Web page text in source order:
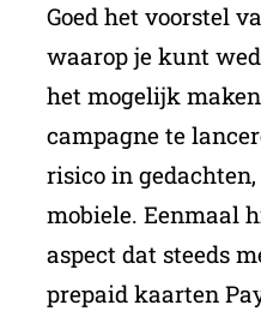
Goed het voorstel
waarop je kunt
het mogelijk
campagne te
risico in
mobiele. Eenmaal
aspect dat steeds
prepaid kaarten